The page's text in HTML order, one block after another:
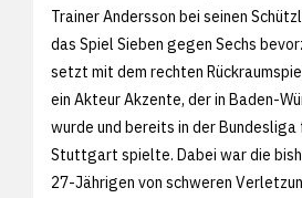
Trainer Andersson bei seinen
das Spiel Sieben gegen Sechs
setzt mit dem rechten
ein Akteur Akzente, der in Baden-
wurde und bereits in der Bundesliga
Stuttgart spielte. Dabei war die
27-Jährigen von schweren